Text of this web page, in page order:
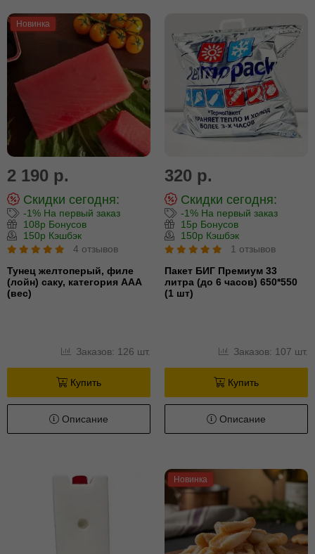
Новинка
2 190 р.
Скидки сегодня:
-1% На первый заказ
108р Бонусов
150р Кэшбэк
4 отзывов
Тунец желтоперый, филе
(лойн) cаку, категория ААА
(вес)
Заказов: 126 шт.
Купить
Описание
320 р.
Скидки сегодня:
-1% На первый заказ
15р Бонусов
150р Кэшбэк
1 отзывов
Пакет БИГ Премиум 33
литра (до 6 часов) 650*550
(1 шт)
Заказов: 107 шт.
Купить
Описание
Новинка